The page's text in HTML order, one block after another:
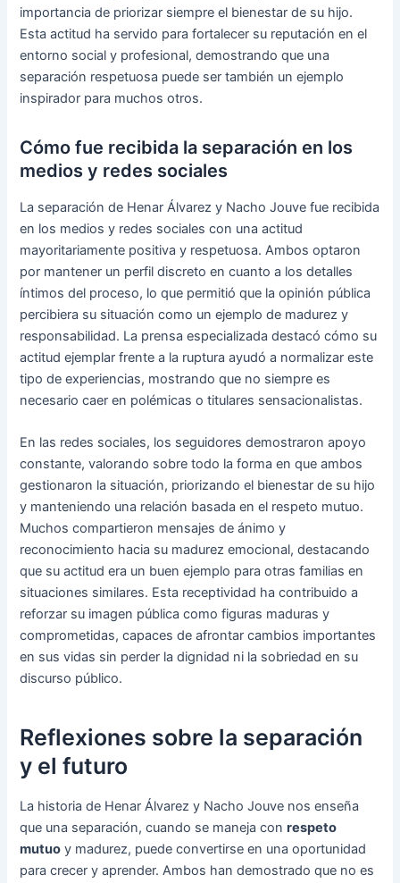
importancia de priorizar siempre el bienestar de su hijo.
Esta actitud ha servido para fortalecer su reputación en el
entorno social y profesional, demostrando que una
separación respetuosa puede ser también un ejemplo
inspirador para muchos otros.
Cómo fue recibida la separación en los
medios y redes sociales
La separación de Henar Álvarez y Nacho Jouve fue recibida
en los medios y redes sociales con una actitud
mayoritariamente positiva y respetuosa. Ambos optaron
por mantener un perfil discreto en cuanto a los detalles
íntimos del proceso, lo que permitió que la opinión pública
percibiera su situación como un ejemplo de madurez y
responsabilidad. La prensa especializada destacó cómo su
actitud ejemplar frente a la ruptura ayudó a normalizar este
tipo de experiencias, mostrando que no siempre es
necesario caer en polémicas o titulares sensacionalistas.
En las redes sociales, los seguidores demostraron apoyo
constante, valorando sobre todo la forma en que ambos
gestionaron la situación, priorizando el bienestar de su hijo
y manteniendo una relación basada en el respeto mutuo.
Muchos compartieron mensajes de ánimo y
reconocimiento hacia su madurez emocional, destacando
que su actitud era un buen ejemplo para otras familias en
situaciones similares. Esta receptividad ha contribuido a
reforzar su imagen pública como figuras maduras y
comprometidas, capaces de afrontar cambios importantes
en sus vidas sin perder la dignidad ni la sobriedad en su
discurso público.
Reflexiones sobre la separación
y el futuro
La historia de Henar Álvarez y Nacho Jouve nos enseña
que una separación, cuando se maneja conrespeto
mutuo y madurez, puede convertirse en una oportunidad
para crecer y aprender. Ambos han demostrado que no es